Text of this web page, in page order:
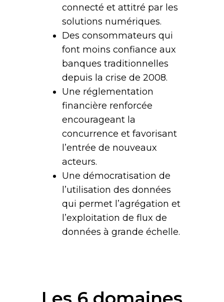
connecté et attitré par les
solutions numériques.
Des consommateurs qui
font moins confiance aux
banques traditionnelles
depuis la crise de 2008.
Une réglementation
financière renforcée
encourageant la
concurrence et favorisant
l’entrée de nouveaux
acteurs.
Une démocratisation de
l’utilisation des données
qui permet l’agrégation et
l’exploitation de flux de
données à grande échelle.